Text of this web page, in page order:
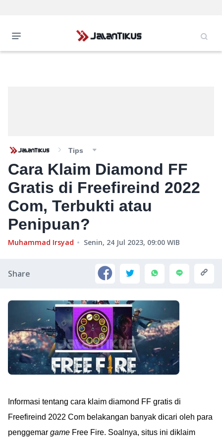
Tips
Cara Klaim Diamond FF
Gratis di Freefireind 2022
Com, Terbukti atau
Penipuan?
Muhammad Irsyad Senin, 24 Jul 2023, 09:00 WIB
Share
Informasi tentang cara klaim diamond FF gratis di
Freefireind 2022 Com belakangan banyak dicari oleh para
penggemar game Free Fire. Soalnya, situs ini diklaim